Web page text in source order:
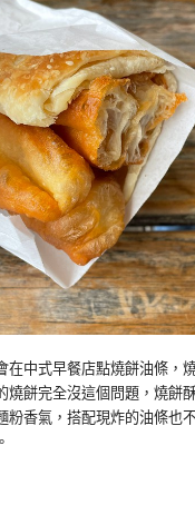
在中式早餐店點燒餅油條，
燒餅完全沒這個問題，燒餅
粉香氣，搭配現炸的油條也